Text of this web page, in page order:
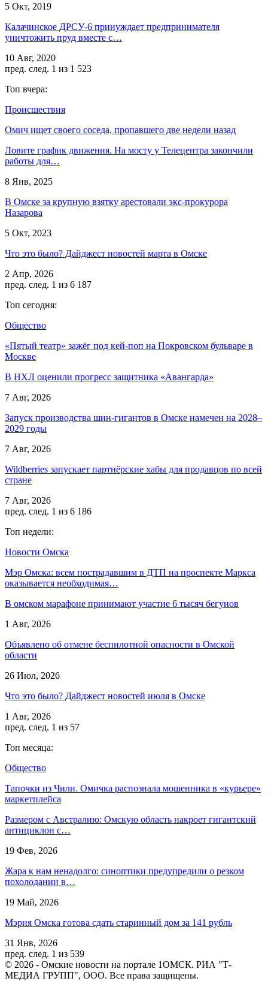
5 Окт, 2019
Калачинское ДРСУ-6 принуждает предпринимателя
уничтожить пруд вместе с…
10 Авг, 2020
пред. след. 1 из 1 523
Топ вчера:
Происшествия
Омич ищет своего соседа, пропавшего две недели назад
Ловите график движения. На мосту у Телецентра закончили
работы для…
8 Янв, 2025
В Омске за крупную взятку арестовали экс-прокурора
Назарова
5 Окт, 2023
Что это было? Дайджест новостей марта в Омске
2 Апр, 2026
пред. след. 1 из 6 187
Топ сегодня:
Общество
«Пятый театр» зажёг под кей-поп на Покровском бульваре в
Москве
В НХЛ оценили прогресс защитника «Авангарда»
7 Авг, 2026
Запуск производства шин-гигантов в Омске намечен на 2028–
2029 годы
7 Авг, 2026
Wildberries запускает партнёрские хабы для продавцов по всей
стране
7 Авг, 2026
пред. след. 1 из 6 186
Топ недели:
Новости Омска
Мэр Омска: всем пострадавшим в ДТП на проспекте Маркса
оказывается необходимая…
В омском марафоне принимают участие 6 тысяч бегунов
1 Авг, 2026
Объявлено об отмене беспилотной опасности в Омской
области
26 Июл, 2026
Что это было? Дайджест новостей июля в Омске
1 Авг, 2026
пред. след. 1 из 57
Топ месяца:
Общество
Тапочки из Чили. Омичка распознала мошенника в «курьере»
маркетплейса
Размером с Австралию: Омскую область накроет гигантский
антициклон с…
19 Фев, 2026
Жара к нам ненадолго: синоптики предупредили о резком
похолодании в…
19 Май, 2026
Мэрия Омска готова сдать старинный дом за 141 рубль
31 Янв, 2026
пред. след. 1 из 539
© 2026 - Омские новости на портале 1ОМСК. РИА "Т-
МЕДИА ГРУПП", ООО. Все права защищены.